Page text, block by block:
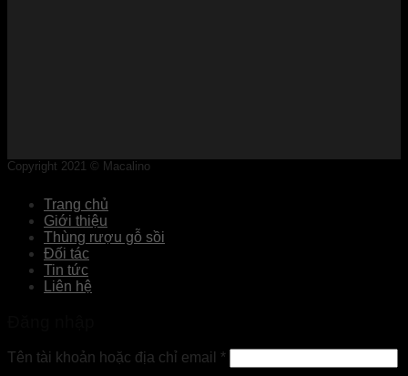
Copyright 2021 © Macalino
Trang chủ
Giới thiệu
Thùng rượu gỗ sồi
Đối tác
Tin tức
Liên hệ
Tên tài khoản hoặc địa chỉ email *